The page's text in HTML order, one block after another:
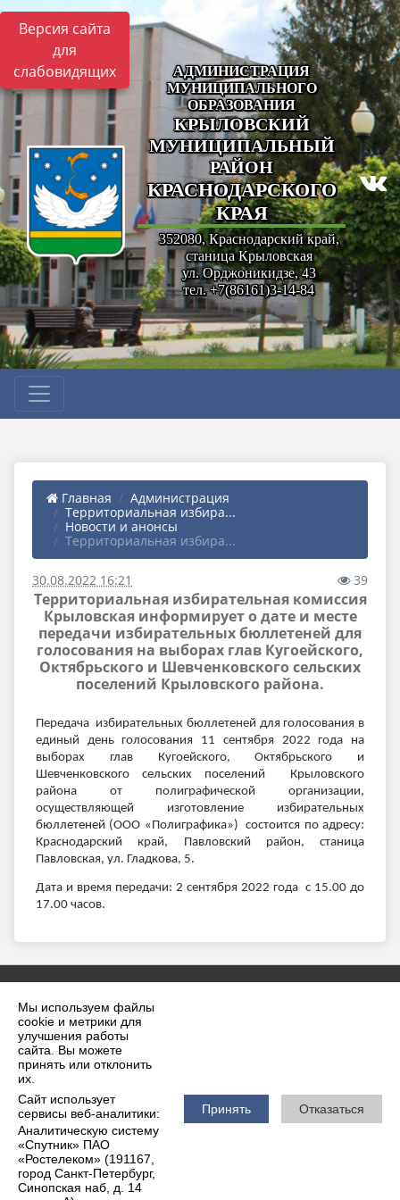
Мы используем файлы
cookie и метрики для
улучшения работы
сайта. Вы можете
принять или отклонить
их.
Сайт использует
сервисы веб-аналитики:
Аналитическую систему
«Спутник» ПАО
«Ростелеком» (191167,
город Санкт-Петербург,
Синопская наб, д. 14
Принять Отказаться
Версия сайта
для
слабовидящих
АДМИНИСТРАЦИЯ
МУНИЦИПАЛЬНОГО
ОБРАЗОВАНИЯ
КРЫЛОВСКИЙ
МУНИЦИПАЛЬНЫЙ
РАЙОН
КРАСНОДАРСКОГО
КРАЯ
352080, Краснодарский край,
станица Крыловская
ул. Орджоникидзе, 43
тел. +7(86161)3-14-84
Главная
Администрация
Территориальная избира...
Новости и анонсы
Территориальная избира...
30.08.2022 16:21 39
Территориальная избирательная комиссия
Крыловская информирует о дате и месте
передачи избирательных бюллетеней для
голосования на выборах глав Кугоейского,
Октябрьского и Шевченковского сельских
поселений Крыловского района.
Передача избирательных бюллетеней для голосования в
единый день голосования 11 сентября 2022 года на
выборах глав Кугоейского, Октябрьского и
Шевченковского сельских поселений Крыловского
района от полиграфической организации,
осуществляющей изготовление избирательных
бюллетеней (ООО «Полиграфика») состоится по адресу:
Краснодарский край, Павловский район, станица
Павловская, ул. Гладкова, 5.
Дата и время передачи: 2 сентября 2022 года с 15.00 до
17.00 часов.
2026 г. krilovskaya.ru
Вход
Карта сайта
Политика обработки персональных данных
Сделано на KubCMS
Разработка и поддержка